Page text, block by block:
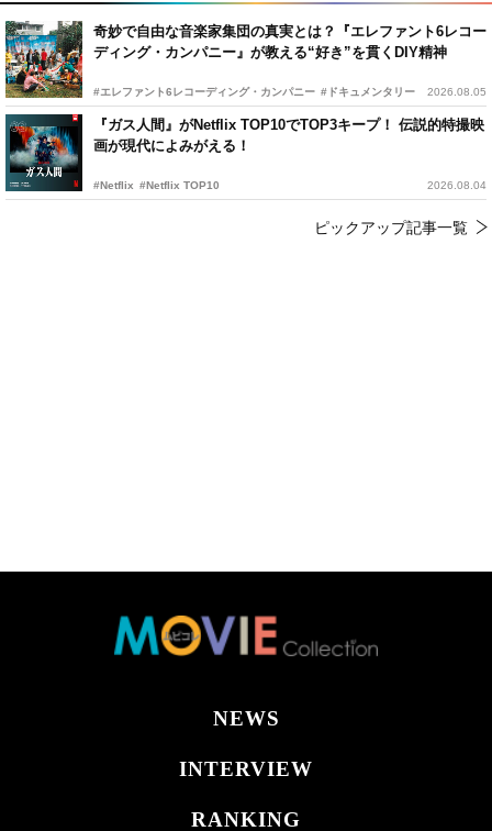
奇妙で自由な音楽家集団の真実とは？『エレファント6レコー
ディング・カンパニー』が教える“好き”を貫くDIY精神
#エレファント6レコーディング・カンパニー #ドキュメンタリー 2026.08.05
『ガス人間』がNetflix TOP10でTOP3キープ！ 伝説的特撮映
画が現代によみがえる！
#Netflix #Netflix TOP10 2026.08.04
ピックアップ記事一覧
NEWS
INTERVIEW
RANKING